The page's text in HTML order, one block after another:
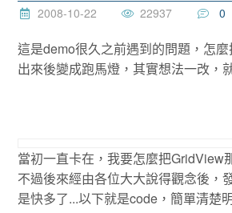
2008-10-22 22937 0
這是demo很久之前遇到的問題，怎
出來後變成跑馬燈，其實想法一改，
當初一直卡在，我要怎麼把GridView
不過後來經由各位大大說得觀念後，
是快多了...以下就是code，簡單清楚